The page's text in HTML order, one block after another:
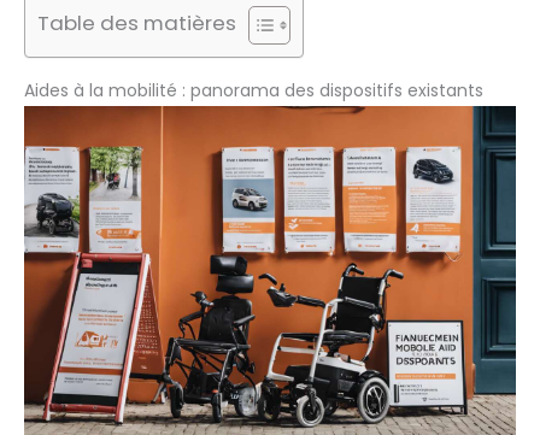
Table des matières
Aides à la mobilité : panorama des dispositifs existants